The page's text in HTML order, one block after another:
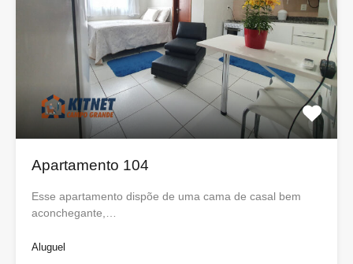
Apartamento 104
Esse apartamento dispõe de uma cama de casal bem
aconchegante,…
Aluguel